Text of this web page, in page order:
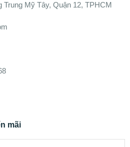
Trung Mỹ Tây, Quận 12, TPHCM
mãi